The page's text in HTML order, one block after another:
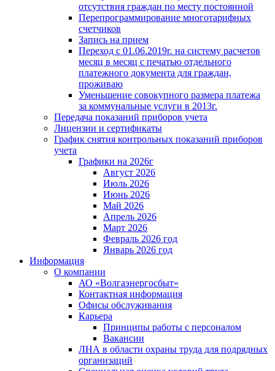
отсутствия граждан по месту постоянной
Перепрограммирование многотарифных
счетчиков
Запись на прием
Переход с 01.06.2019г. на систему расчетов
месяц в месяц с печатью отдельного
платежного документа для граждан,
проживаю
Уменьшение совокупного размера платежа
за коммунальные услуги в 2013г.
Передача показаний приборов учета
Лицензии и сертификаты
График снятия контрольных показаний приборов
учета
Графики на 2026г
Август 2026
Июль 2026
Июнь 2026
Май 2026
Апрель 2026
Март 2026
Февраль 2026 год
Январь 2026 год
Информация
О компании
АО «Волгаэнергосбыт»
Контактная информация
Офисы обслуживания
Карьера
Принципы работы с персоналом
Вакансии
ЛНА в области охраны труда для подрядных
организаций